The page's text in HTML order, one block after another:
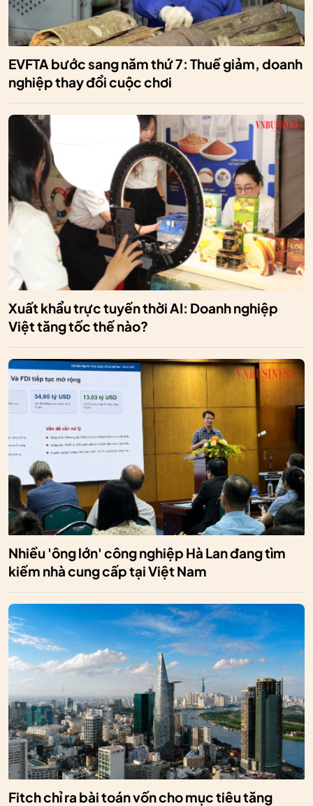
EVFTA bước sang năm thứ 7: Thuế giảm, doanh
nghiệp thay đổi cuộc chơi
Xuất khẩu trực tuyến thời AI: Doanh nghiệp
Việt tăng tốc thế nào?
Nhiều 'ông lớn' công nghiệp Hà Lan đang tìm
kiếm nhà cung cấp tại Việt Nam
Fitch chỉ ra bài toán vốn cho mục tiêu tăng